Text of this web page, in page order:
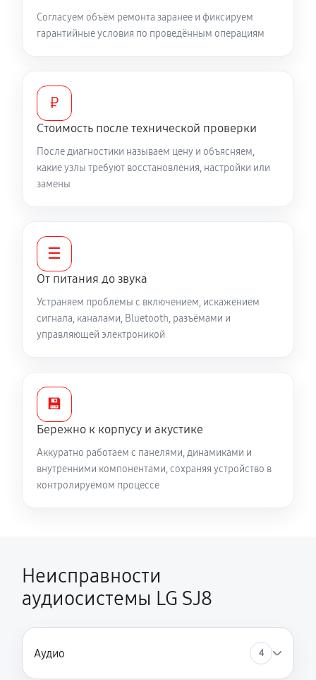
Согласуем объём ремонта заранее и фиксируем
гарантийные условия по проведённым операциям
₽
Стоимость после технической проверки
После диагностики называем цену и объясняем,
какие узлы требуют восстановления, настройки или
замены
☰
От питания до звука
Устраняем проблемы с включением, искажением
сигнала, каналами, Bluetooth, разъёмами и
управляющей электроникой
💾
Бережно к корпусу и акустике
Аккуратно работаем с панелями, динамиками и
внутренними компонентами, сохраняя устройство в
контролируемом процессе
Неисправности
аудиосистемы LG SJ8
Аудио 4